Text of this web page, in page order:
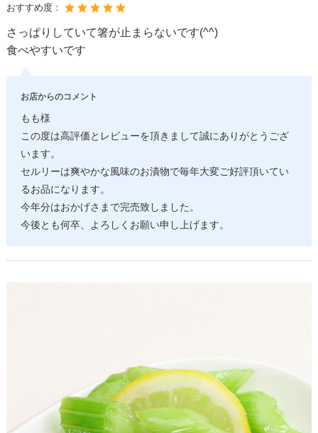
おすすめ度：
さっぱりしていて箸が止まらないです(^^)
食べやすいです
お店からのコメント
もも様
この度は高評価とレビューを頂きまして誠にありがとうござ
います。
セルリーは爽やかな風味のお漬物で毎年大変ご好評頂いてい
るお品になります。
今年分はおかげさまで完売致しました。
今後とも何卒、よろしくお願い申し上げます。